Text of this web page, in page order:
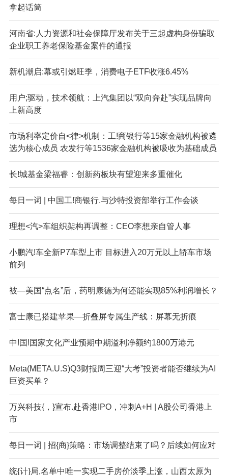
拿起话筒
河南省:人力资源和社会保障厅发布关于三起虚构身份骗取
企业职工养老保险基金案件的通报
新机潮启:幕或引燃旺季，消费电子ETF收涨6.45%
用户;驱动，技术领航：上汽集团以“双向奔赴”实现品牌向
上新高度
市场利率定价自<律>机制：工!商银行等15家金融机构被遴
选为核心成员 农发行等1536家金融机构被吸收为基础成员
长!城基金梁福睿：创新药板块有望迎来多重催化
每日一词 | 中国工!商银行.与沙特投资部举行工作会谈
理想<汽>车组织架构再调整：CEO李想亲自管人事
小鹏汽!车全新P7车型上市 目标进入20万元以上轿车市场
前列
被—美国“点名”后，药明康德为何还能实现85%利润增长？
富士康已搭建苹果—折叠屏专属生产线：屏幕无折痕
中!国!国家文化产业预期中期溢利净额约1800万港元
Meta(META.U.S)Q3财报周三迎“大考”投资者能否继续为AI
巨资买单？
万兴科技{，}宣布.赴香港IPO，冲刺A+H | A股公司香港上
市
每日一词 | 招{商}策略：市场调整结束了吗？后续如何应对
统{计}局,名单中唯一实现二手房价淡季上涨，山西太原为